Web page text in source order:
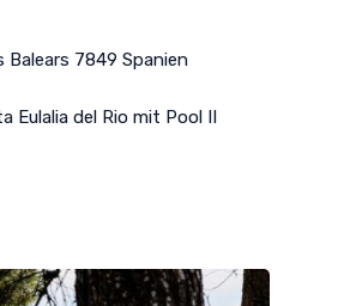
Balears 7849 Spanien
Eulalia del Rio mit Pool II